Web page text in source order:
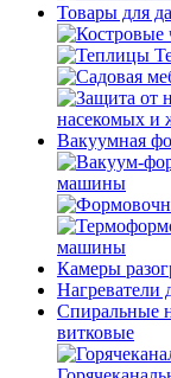
Товары для
насекомых и
Вакуумная
машины
машины
Камеры
Нагреватели
Спиральные
витковые